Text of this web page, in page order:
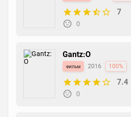
7
0
Gantz:O
фильм 2016 100%
7.4
0